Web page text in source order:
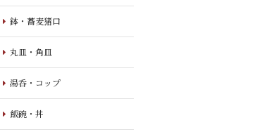
鉢・蕎麦猪口
丸皿・角皿
湯呑・コップ
飯碗・丼